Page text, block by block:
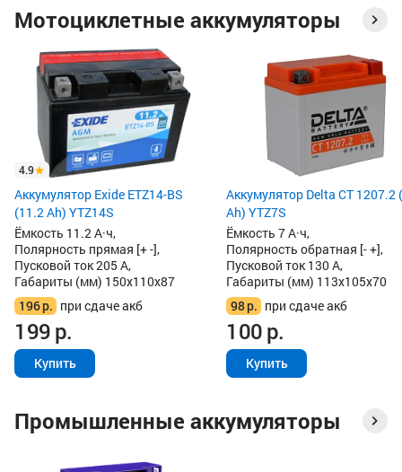
Мотоциклетные аккумуляторы
4.9
Аккумулятор Exide ETZ14-BS
(11.2 Ah) YTZ14S
Ёмкость 11.2 А·ч,
Полярность прямая [+ -],
Пусковой ток 205 А,
Габариты (мм) 150x110x87
196р. при сдаче акб
199р.
Купить
Аккумулятор Delta CT 1207.2
Ah) YTZ7S
Ёмкость 7 А·ч,
Полярность обратная [- +],
Пусковой ток 130 А,
Габариты (мм) 113x105x70
98р. при сдаче акб
100р.
Купить
Промышленные аккумуляторы